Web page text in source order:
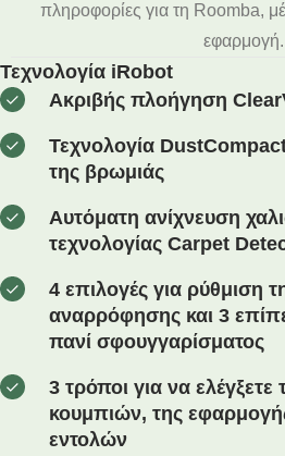
πληροφορίες για τη Roomba,
εφαρμογή.
Τεχνολογία iRobot
Ακριβής πλοήγηση
Τεχνολογία
της βρωμιάς
Αυτόματη ανίχνευση
τεχνολογίας Carpet
4 επιλογές για ρύθμιση
αναρρόφησης και 3
πανί σφουγγαρίσματος
3 τρόποι για να
κουμπιών, της
εντολών